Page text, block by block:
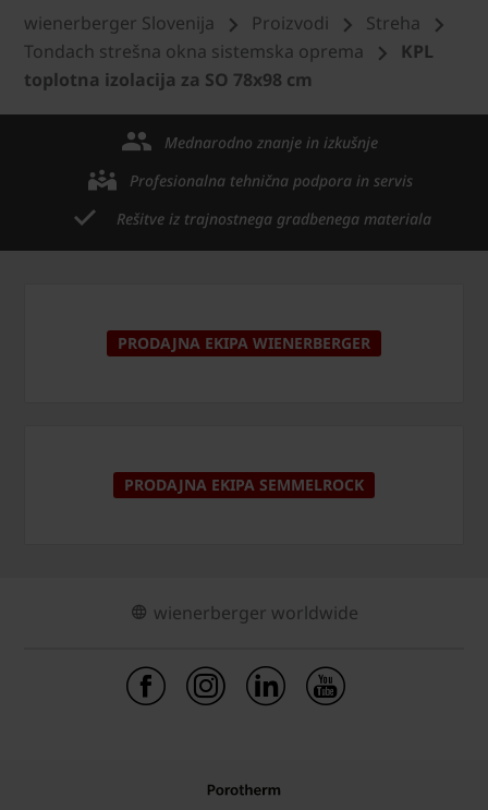
wienerberger Slovenija Proizvodi
Streha
Tondach strešna okna sistemska oprema
KPL
toplotna izolacija za SO 78x98 cm
Mednarodno znanje in izkušnje
Profesionalna tehnična podpora in servis
Rešitve iz trajnostnega gradbenega materiala
PRODAJNA EKIPA WIENERBERGER
PRODAJNA EKIPA SEMMELROCK
wienerberger worldwide